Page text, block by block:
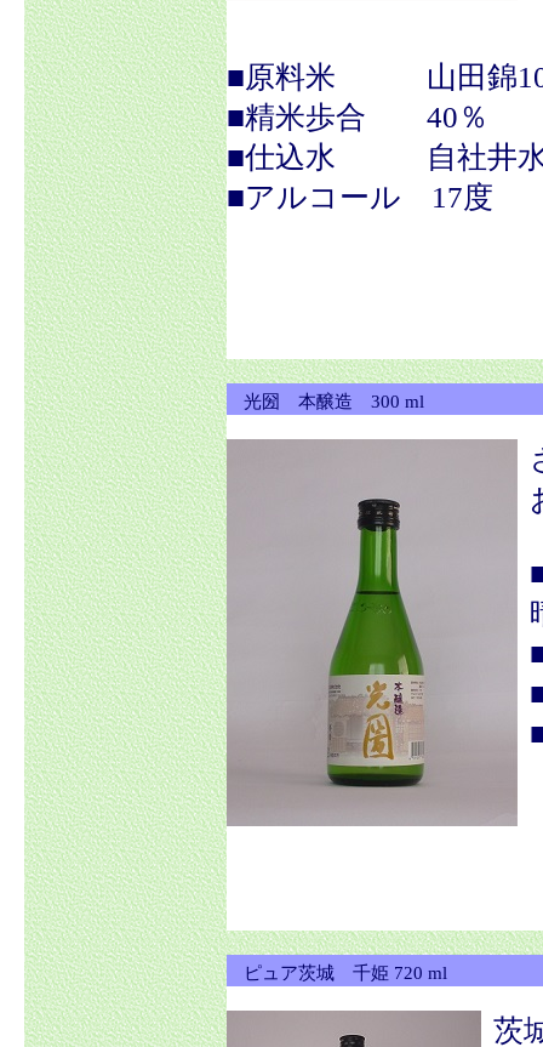
■原料米 山田錦
■精米歩合 40％
■仕込水 自社井
■アルコール 17度
光圀 本醸造 300 ml
ピュア茨城 千姫 720 ml
茨